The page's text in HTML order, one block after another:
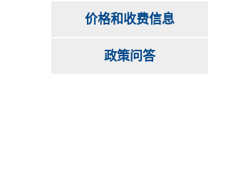
价格和收费信息
政策问答